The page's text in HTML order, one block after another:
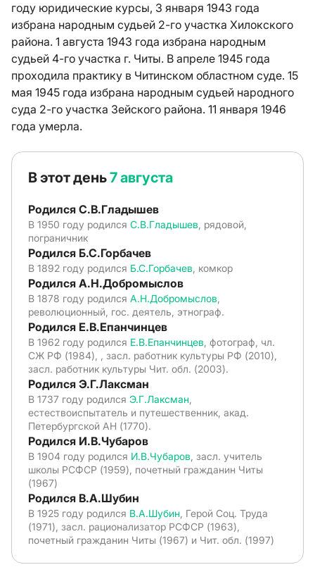
году юридические курсы, 3 января 1943 года
избрана народным судьей 2-го участка Хилокского
района. 1 августа 1943 года избрана народным
судьей 4-го участка г. Читы. В апреле 1945 года
проходила практику в Читинском областном суде. 15
мая 1945 года избрана народным судьей народного
суда 2-го участка Зейского района. 11 января 1946
года умерла.
В этот день7 августа
Родился С.В.Гладышев
В 1950 году родился С.В.Гладышев , рядовой,
пограничник
Родился Б.С.Горбачев
В 1892 году родился Б.С.Горбачев , комкор
Родился А.Н.Добромыслов
В 1878 году родился А.Н.Добромыслов
революционный, гос. деятель, этнограф.
Родился Е.В.Епанчинцев
В 1962 году родился Е.В.Епанчинцев , фотограф, чл.
СЖ РФ (1984), , засл. работник культуры РФ (2010),
засл. работник культуры Чит. обл. (2003).
Родился Э.Г.Лаксман
В 1737 году родился Э.Г.Лаксман
естествоиспытатель и путешественник, акад.
Петербургской АН (1770).
Родился И.В.Чубаров
В 1904 году родился И.В.Чубаров , засл. учитель
школы РСФСР (1959), почетный гражданин Читы
(1967)
Родился В.А.Шубин
В 1925 году родился В.А.Шубин , Герой Соц. Труда
(1971), засл. рационализатор РСФСР (1963),
почетный гражданин Читы (1967) и Чит. обл. (1997)